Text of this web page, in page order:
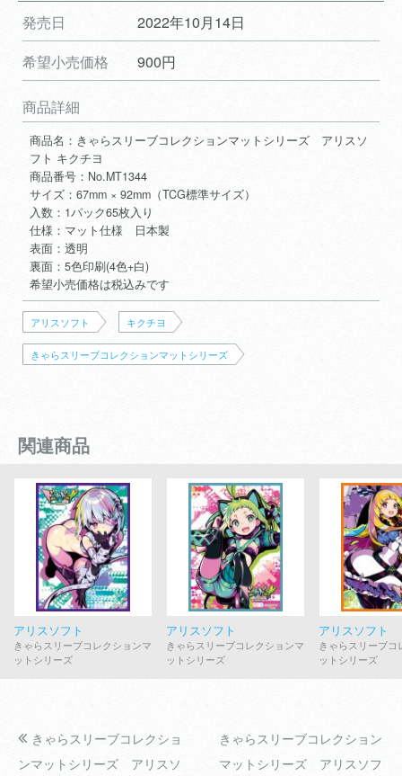
発売日
2022年10月14日
希望小売価格
900円
商品詳細
商品名：きゃらスリーブコレクションマットシリーズ アリスソ
フト キクチヨ
商品番号：No.MT1344
サイズ：67mm × 92mm（TCG標準サイズ）
入数：1パック65枚入り
仕様：マット仕様 日本製
表面：透明
裏面：5色印刷(4色+白)
希望小売価格は税込みです
アリスソフト キクチヨ
きゃらスリーブコレクションマットシリーズ
関連商品
アリスソフト
きゃらスリーブコレクションマ
ットシリーズ
アリスソフト
きゃらスリーブコレクションマ
ットシリーズ
アリスソフト
きゃらスリーブコ
ットシリーズ
きゃらスリーブコレクショ
ンマットシリーズ アリスソ
きゃらスリーブコレクション
マットシリーズ アリスソフ